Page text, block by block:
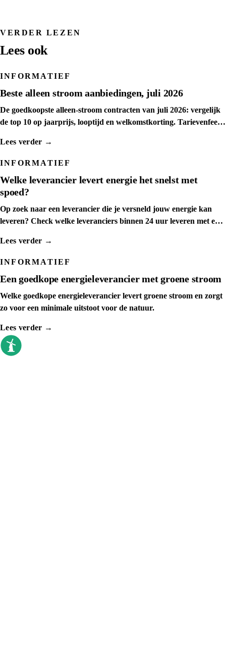
VERDER LEZEN
Lees ook
INFORMATIEF
Beste alleen stroom aanbiedingen, juli 2026
De goedkoopste alleen-stroom contracten van juli 2026: vergelijk
de top 10 op jaarprijs, looptijd en welkomstkorting. Tarievenfeed
Lees verder →
INFORMATIEF
Welke leverancier levert energie het snelst met
spoed?
Op zoek naar een leverancier die je versneld jouw energie kan
leveren? Check welke leveranciers binnen 24 uur leveren met een
Lees verder →
INFORMATIEF
Een goedkope energieleverancier met groene stroom
Welke goedkope energieleverancier levert groene stroom en zorgt
zo voor een minimale uitstoot voor de natuur.
Lees verder →